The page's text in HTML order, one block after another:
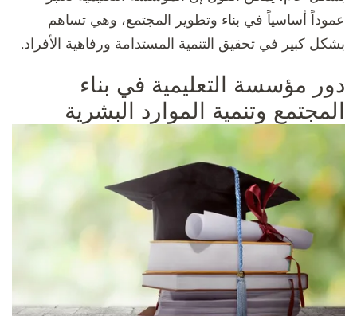
عموداً أساسياً في بناء وتطوير المجتمع، وهي تساهم
بشكل كبير في تحقيق التنمية المستدامة ورفاهية الأفراد.
دور مؤسسة التعليمية في بناء
المجتمع وتنمية الموارد البشرية